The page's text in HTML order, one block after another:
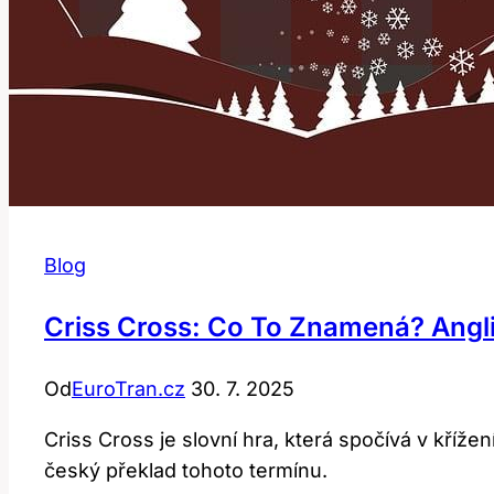
Blog
Criss Cross: Co To Znamená?
OdEuroTran.cz 30. 7. 2025
Criss Cross je slovní hra, která spočívá v
český překlad tohoto termínu.